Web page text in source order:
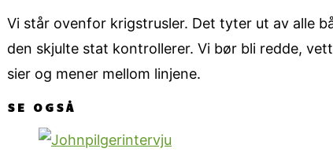
Vi står ovenfor krigstrusler. Det tyter ut av alle
den skjulte stat kontrollerer. Vi bør bli redde,
sier og mener mellom linjene.
SE OGSÅ